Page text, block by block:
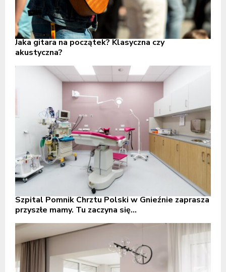
Jaka gitara na początek? Klasyczna czy
akustyczna?
Szpital Pomnik Chrztu Polski w Gnieźnie zaprasza
przyszłe mamy. Tu zaczyna się...